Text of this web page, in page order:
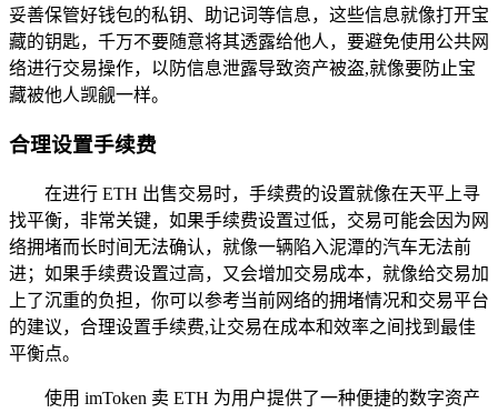
妥善保管好钱包的私钥、助记词等信息，这些信息就像打开宝
藏的钥匙，千万不要随意将其透露给他人，要避免使用公共网
络进行交易操作，以防信息泄露导致资产被盗,就像要防止宝
藏被他人觊觎一样。
合理设置手续费
在进行 ETH 出售交易时，手续费的设置就像在天平上寻
找平衡，非常关键，如果手续费设置过低，交易可能会因为网
络拥堵而长时间无法确认，就像一辆陷入泥潭的汽车无法前
进；如果手续费设置过高，又会增加交易成本，就像给交易加
上了沉重的负担，你可以参考当前网络的拥堵情况和交易平台
的建议，合理设置手续费,让交易在成本和效率之间找到最佳
平衡点。
使用 imToken 卖 ETH 为用户提供了一种便捷的数字资产